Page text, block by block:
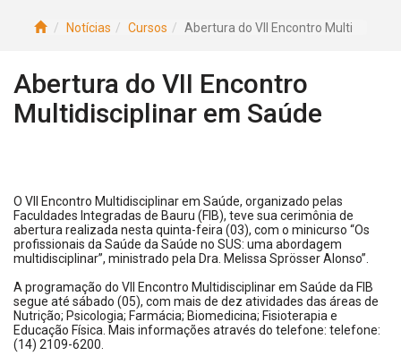
Notícias Cursos Abertura do VII Encontro Multi
Abertura do VII Encontro
Multidisciplinar em Saúde
O VII Encontro Multidisciplinar em Saúde, organizado pelas
Faculdades Integradas de Bauru (FIB), teve sua cerimônia de
abertura realizada nesta quinta-feira (03), com o minicurso “Os
profissionais da Saúde da Saúde no SUS: uma abordagem
multidisciplinar”, ministrado pela Dra. Melissa Sprösser Alonso”.
A programação do VII Encontro Multidisciplinar em Saúde da FIB
segue até sábado (05), com mais de dez atividades das áreas de
Nutrição; Psicologia; Farmácia; Biomedicina; Fisioterapia e
Educação Física. Mais informações através do telefone: telefone:
(14) 2109-6200.